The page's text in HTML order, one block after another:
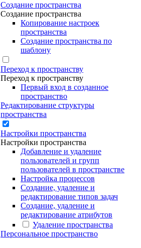
Создание пространства
Создание пространства
Копирование настроек
пространства
Создание пространства по
шаблону
Переход к пространству
Переход к пространству
Первый вход в созданное
пространство
Редактирование структуры
пространства
Настройки пространства
Настройки пространства
Добавление и удаление
пользователей и групп
пользователей в пространстве
Настройка процессов
Создание, удаление и
редактирование типов задач
Создание, удаление и
редактирование атрибутов
Удаление пространства
Персональное пространство